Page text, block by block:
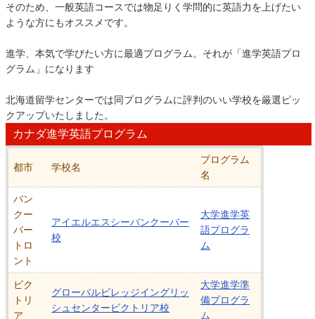
そのため、一般英語コースでは物足りく学問的に英語力を上げたい
ような方にもオススメです。
進学、本気で学びたい方に最適プログラム。それが「進学英語プロ
グラム」になります
北海道留学センターでは同プログラムに評判のいい学校を厳選ピッ
クアップいたしました。
カナダ進学英語プログラム
都市 学校名
プログラム
名
バン
クー
バー
トロ
ント
アイエルエスシーバンクーバー
校
大学進学英
語プログラ
ム
ビク
トリ
ア
グローバルビレッジイングリッ
シュセンタービクトリア校
大学進学準
備プログラ
ム